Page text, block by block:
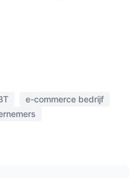
e-commerce bedrijf